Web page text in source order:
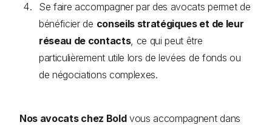
Se faire accompagner par des avocats permet de
bénéficier de conseils stratégiques et de leur
réseau de contacts, ce qui peut être
particulièrement utile lors de levées de fonds ou
de négociations complexes.
Nos avocats chez Boldvous accompagnent dans